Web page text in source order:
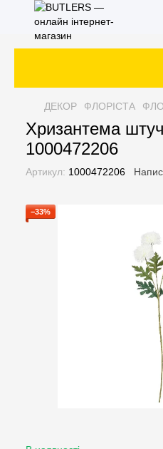
ДЕКОР ФЛОРІСТА
Хризантема
1000472206
Артикул: 1000472206
−33%